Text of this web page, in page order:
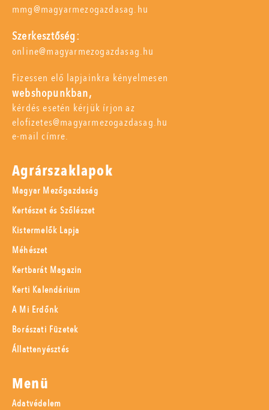
mmg@magyarmezogazdasag.hu
Szerkesztőség:
online@magyarmezogazdasag.hu
Fizessen elő lapjainkra kényelmesen
webshopunkban,
kérdés esetén kérjük írjon az
elofizetes@magyarmezogazdasag.hu
e-mail címre.
Agrárszaklapok
Magyar Mezőgazdaság
Kertészet és Szőlészet
Kistermelők Lapja
Méhészet
Kertbarát Magazin
Kerti Kalendárium
A Mi Erdőnk
Borászati Füzetek
Állattenyésztés
Menü
Adatvédelem